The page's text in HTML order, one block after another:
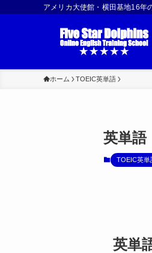
アメリカ大使館・横田基地16年
ホーム TOEIC英単語
英単語
TOEIC英単
英単